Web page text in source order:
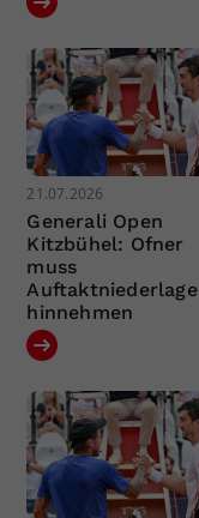
21.07.2026
Generali Open
Kitzbühel: Ofner
muss
Auftaktniederlage
hinnehmen